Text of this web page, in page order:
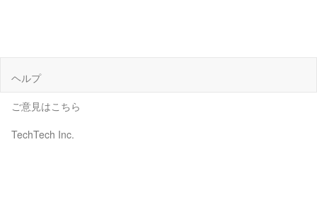
ヘルプ
ご意見はこちら
TechTech Inc.